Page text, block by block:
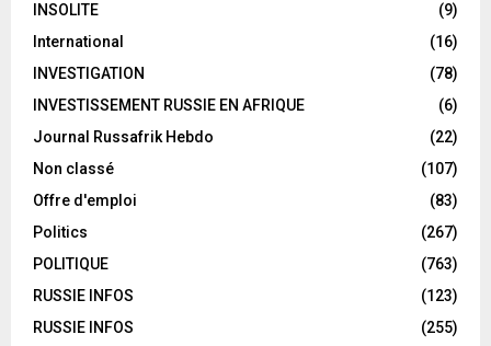
INSOLITE
(9)
International
(16)
INVESTIGATION
(78)
INVESTISSEMENT RUSSIE EN AFRIQUE
(6)
Journal Russafrik Hebdo
(22)
Non classé
(107)
Offre d'emploi
(83)
Politics
(267)
POLITIQUE
(763)
RUSSIE INFOS
(123)
RUSSIE INFOS
(255)